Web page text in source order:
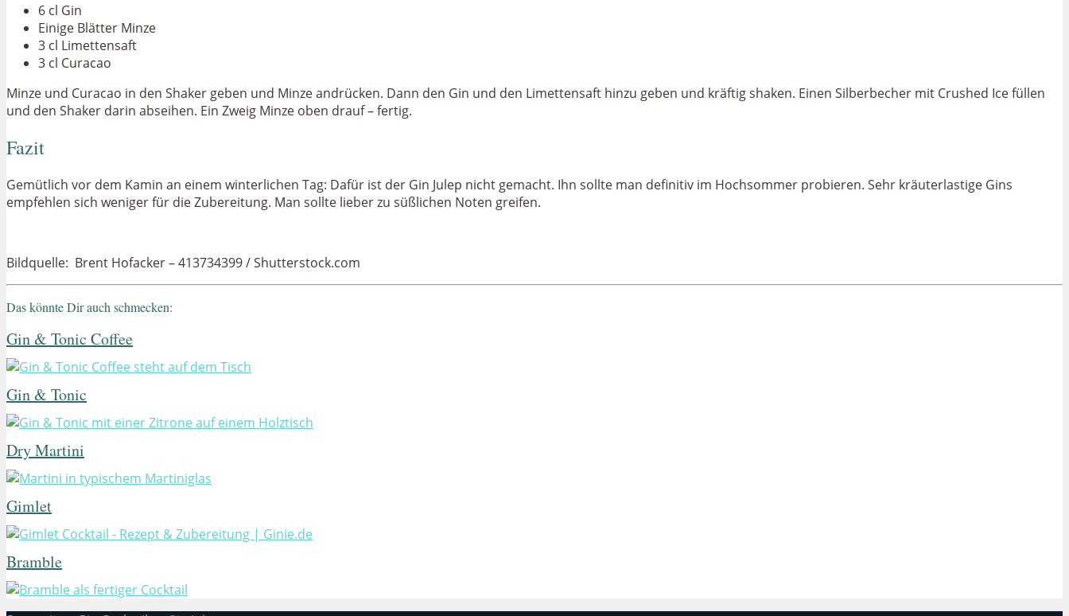
6 cl Gin
Einige Blätter Minze
3 cl Limettensaft
3 cl Curacao
Minze und Curacao in den Shaker geben und Minze andrücken. Dann den Gin und den Limettensaft hinzu geben und kräftig shaken. Einen Silberbecher mit Crushed Ice füllen
und den Shaker darin abseihen. Ein Zweig Minze oben drauf – fertig.
Fazit
Gemütlich vor dem Kamin an einem winterlichen Tag: Dafür ist der Gin Julep nicht gemacht. Ihn sollte man definitiv im Hochsommer probieren. Sehr kräuterlastige Gins
empfehlen sich weniger für die Zubereitung. Man sollte lieber zu süßlichen Noten greifen.
Bildquelle: Brent Hofacker – 413734399 / Shutterstock.com
Das könnte Dir auch schmecken:
Gin & Tonic Coffee
Gin & Tonic
Dry Martini
Gimlet
Bramble